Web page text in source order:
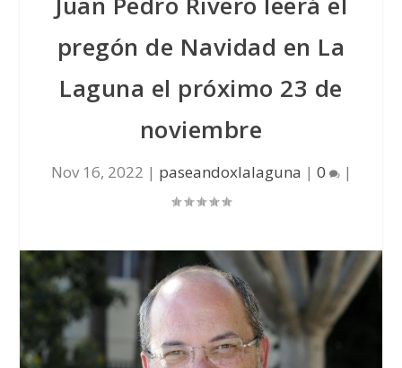
pregón de Navidad en La
Laguna el próximo 23 de
noviembre
Nov 16, 2022 | paseandoxlalaguna | 0 |